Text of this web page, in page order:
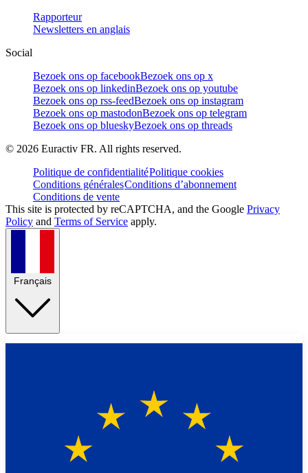
Rapporteur
Newsletters en anglais
Social
Bezoek ons op facebookBezoek ons op x
Bezoek ons op linkedinBezoek ons op youtube
Bezoek ons op rss-feedBezoek ons op instagram
Bezoek ons op mastodonBezoek ons op telegram
Bezoek ons op blueskyBezoek ons op threads
© 2026 Euractiv FR. All rights reserved.
Politique de confidentialitéPolitique cookies
Conditions généralesConditions d’abonnement
Conditions de vente
This site is protected by reCAPTCHA, and the Google Privacy
Policy and Terms of Service apply.
Français